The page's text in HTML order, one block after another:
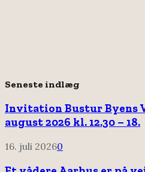
Seneste indlæg
Invitation Bustur Byens
august 2026 kl. 12.30 – 18.
16. juli 20260